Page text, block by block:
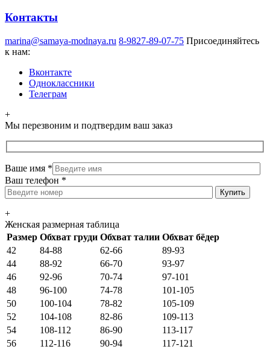
Контакты
marina@samaya-modnaya.ru 8-9827-89-07-75 Присоединяйтесь
к нам:
Вконтакте
Одноклассники
Телеграм
+
Мы перезвоним и подтвердим ваш заказ
Ваше имя *
Ваш телефон *
+
Женская размерная таблица
Размер Обхват груди Обхват талии Обхват бёдер
42
84-88 62-66
89-93
44
88-92 66-70
93-97
46
92-96 70-74
97-101
48
96-100 74-78
101-105
50
100-104 78-82
105-109
52
104-108 82-86
109-113
54
108-112 86-90
113-117
56
112-116 90-94
117-121